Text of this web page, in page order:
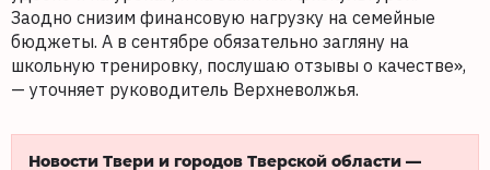
Заодно снизим финансовую нагрузку на семейные
бюджеты. А в сентябре обязательно загляну на
школьную тренировку, послушаю отзывы о качестве»,
— уточняет руководитель Верхневолжья.
Новости Твери и городов Тверской области —